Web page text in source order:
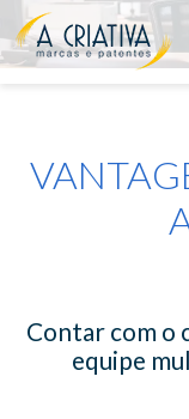
Contar com o
equipe